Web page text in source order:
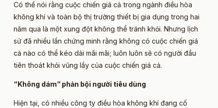
Có thể nói rằng cuộc chiến giá cả trong ngành điều hòa
không khí và toàn bộ thị trường thiết bị gia dụng trong hai
năm qua là một xung đột không thể tránh khỏi. Nhưng lịch
sử đã nhiều lần chứng minh rằng không có cuộc chiến giá
cả nào có thể kéo dài mãi mãi; luôn luôn sẽ có người đầu
tiên thoát khỏi vũng lầy của cuộc chiến giá cả.
“Không dám” phản bội người tiêu dùng
Hiện tại, có nhiều công ty điều hòa không khí đang cố